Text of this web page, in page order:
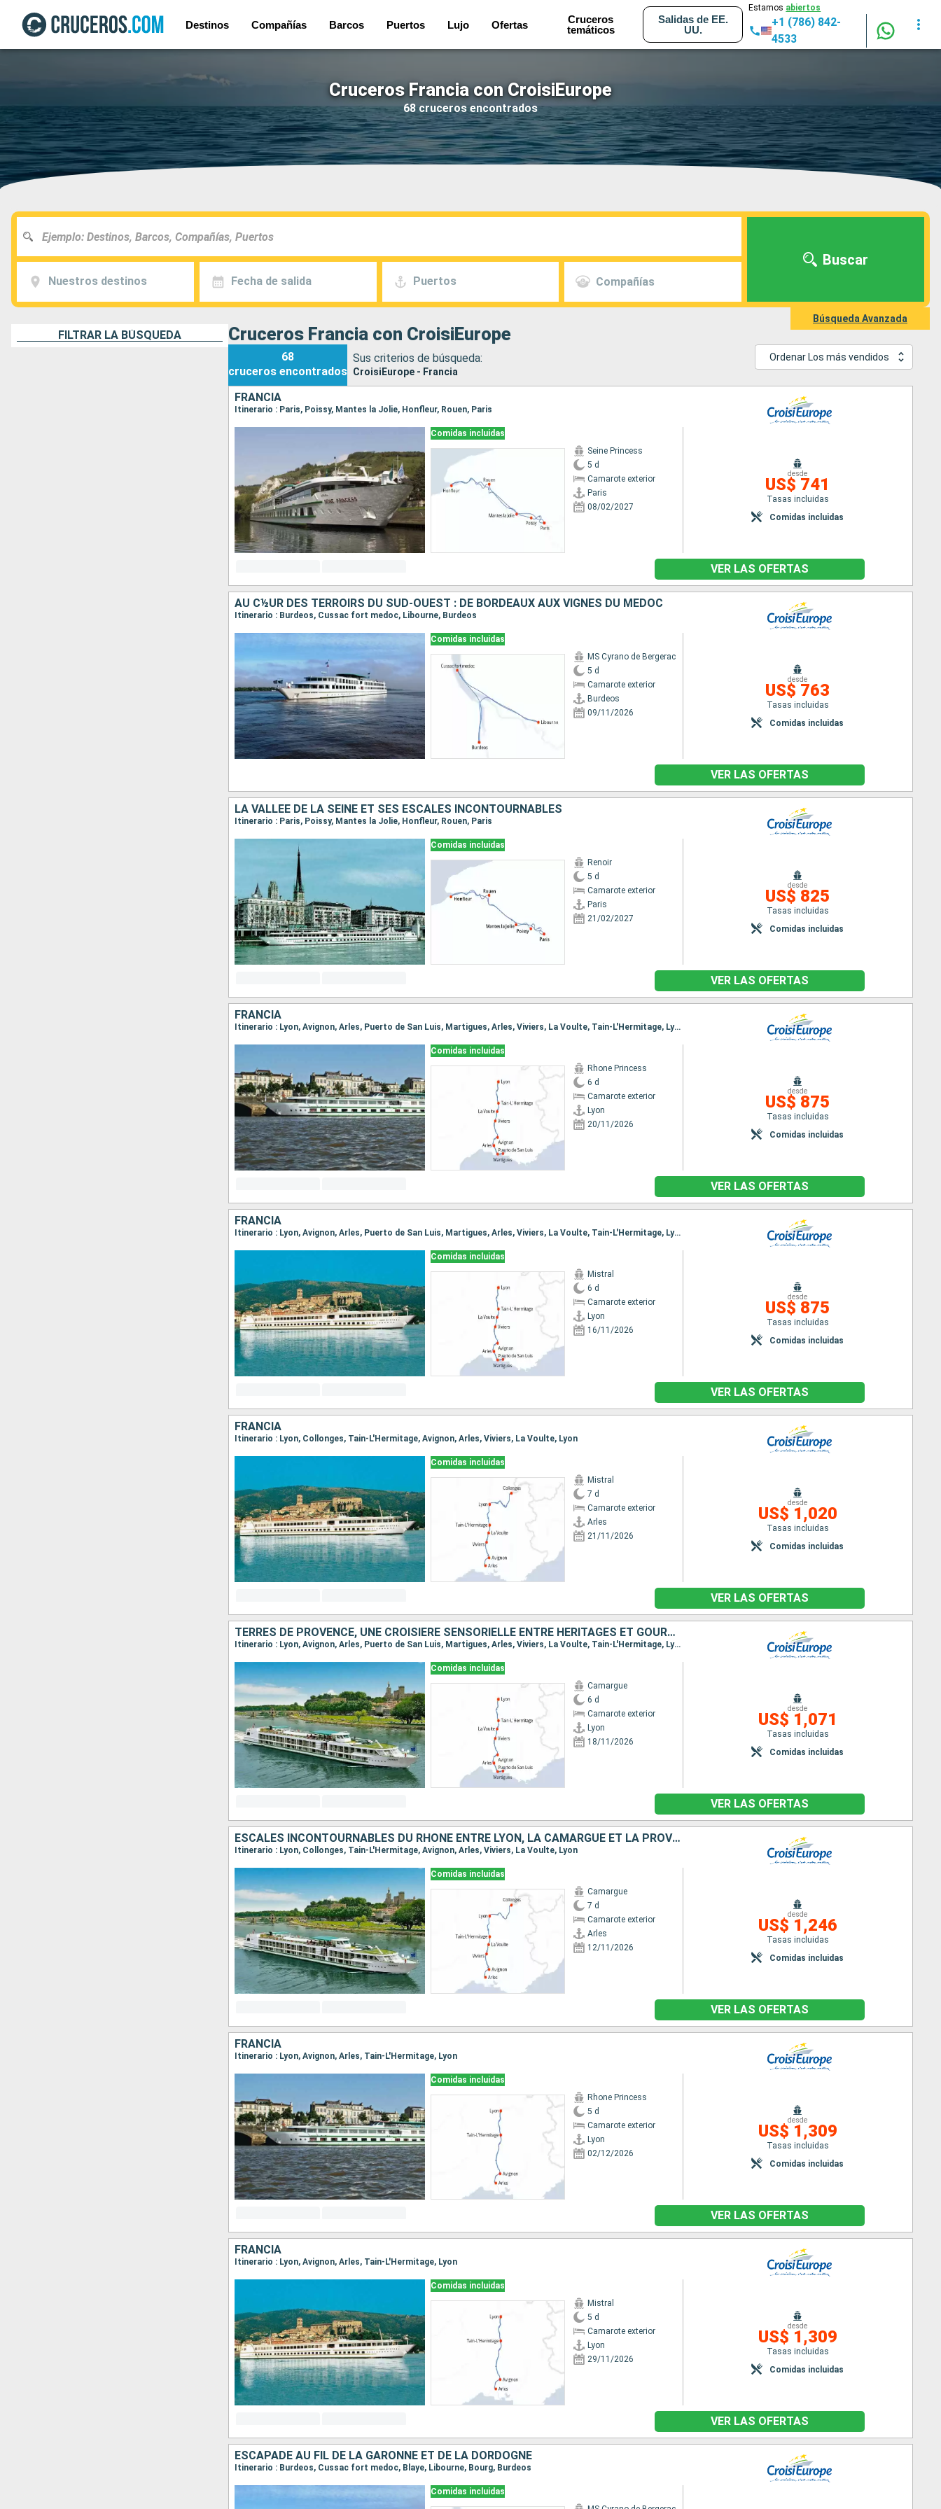
Destinos Compañías Barcos Puertos Lujo Ofertas
Cruceros
temáticos
Salidas de EE.
UU.
Estamos abiertos
+1 (786) 842-
4533
Cruceros Francia con CroisiEurope
68 cruceros encontrados
Nuestros destinos Fecha de salida Puertos Compañías
Buscar
Búsqueda Avanzada
FILTRAR LA BÚSQUEDA Cruceros Francia con CroisiEurope
68
cruceros encontrados
Sus criterios de búsqueda:
CroisiEurope - Francia
Ordenar Los más vendidos
FRANCIA
Itinerario : Paris, Poissy, Mantes la Jolie, Honfleur, Rouen, Paris
Comidas incluidas
Seine Princess
5 d
Camarote exterior
Paris
08/02/2027
desde
US$ 741
Tasas incluidas
Comidas incluidas
VER LAS OFERTAS
AU C½UR DES TERROIRS DU SUD-OUEST : DE BORDEAUX AUX VIGNES DU MÉDOC
Itinerario : Burdeos, Cussac fort medoc, Libourne, Burdeos
Comidas incluidas
MS Cyrano de Bergerac
5 d
Camarote exterior
Burdeos
09/11/2026
desde
US$ 763
Tasas incluidas
Comidas incluidas
VER LAS OFERTAS
LA VALLÉE DE LA SEINE ET SES ESCALES INCONTOURNABLES
Itinerario : Paris, Poissy, Mantes la Jolie, Honfleur, Rouen, Paris
Comidas incluidas
Renoir
5 d
Camarote exterior
Paris
21/02/2027
desde
US$ 825
Tasas incluidas
Comidas incluidas
VER LAS OFERTAS
FRANCIA
Itinerario : Lyon, Avignon, Arles, Puerto de San Luis, Martigues, Arles, Viviers, La Voulte, Tain-L'Hermitage, Lyon
Comidas incluidas
Rhone Princess
6 d
Camarote exterior
Lyon
20/11/2026
desde
US$ 875
Tasas incluidas
Comidas incluidas
VER LAS OFERTAS
FRANCIA
Itinerario : Lyon, Avignon, Arles, Puerto de San Luis, Martigues, Arles, Viviers, La Voulte, Tain-L'Hermitage, Lyon
Comidas incluidas
Mistral
6 d
Camarote exterior
Lyon
16/11/2026
desde
US$ 875
Tasas incluidas
Comidas incluidas
VER LAS OFERTAS
FRANCIA
Itinerario : Lyon, Collonges, Tain-L'Hermitage, Avignon, Arles, Viviers, La Voulte, Lyon
Comidas incluidas
Mistral
7 d
Camarote exterior
Arles
21/11/2026
desde
US$ 1,020
Tasas incluidas
Comidas incluidas
VER LAS OFERTAS
TERRES DE PROVENCE, UNE CROISIÈRE SENSORIELLE ENTRE HÉRITAGES ET GOURMANDISES
Itinerario : Lyon, Avignon, Arles, Puerto de San Luis, Martigues, Arles, Viviers, La Voulte, Tain-L'Hermitage, Lyon
Comidas incluidas
Camargue
6 d
Camarote exterior
Lyon
18/11/2026
desde
US$ 1,071
Tasas incluidas
Comidas incluidas
VER LAS OFERTAS
ESCALES INCONTOURNABLES DU RHÔNE ENTRE LYON, LA CAMARGUE ET LA PROVENCE AVEC UN DÎNER OFFERT À L'ABBAYE DE COLLONGES - PAUL BOCUSE
Itinerario : Lyon, Collonges, Tain-L'Hermitage, Avignon, Arles, Viviers, La Voulte, Lyon
Comidas incluidas
Camargue
7 d
Camarote exterior
Arles
12/11/2026
desde
US$ 1,246
Tasas incluidas
Comidas incluidas
VER LAS OFERTAS
FRANCIA
Itinerario : Lyon, Avignon, Arles, Tain-L'Hermitage, Lyon
Comidas incluidas
Rhone Princess
5 d
Camarote exterior
Lyon
02/12/2026
desde
US$ 1,309
Tasas incluidas
Comidas incluidas
VER LAS OFERTAS
FRANCIA
Itinerario : Lyon, Avignon, Arles, Tain-L'Hermitage, Lyon
Comidas incluidas
Mistral
5 d
Camarote exterior
Lyon
29/11/2026
desde
US$ 1,309
Tasas incluidas
Comidas incluidas
VER LAS OFERTAS
ESCAPADE AU FIL DE LA GARONNE ET DE LA DORDOGNE
Itinerario : Burdeos, Cussac fort medoc, Blaye, Libourne, Bourg, Burdeos
Comidas incluidas